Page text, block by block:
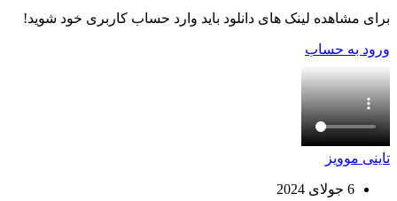
برای مشاهده لینک های دانلود باید وارد حساب کاربری خود شوید!
ورود به حساب
تاینی موویز
6 جولای 2024